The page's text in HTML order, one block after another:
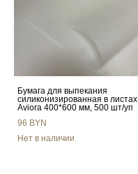
Бумага для выпекания
силиконизированная в листах
Aviora 400*600 мм, 500 шт/уп
96 BYN
Нет в наличии